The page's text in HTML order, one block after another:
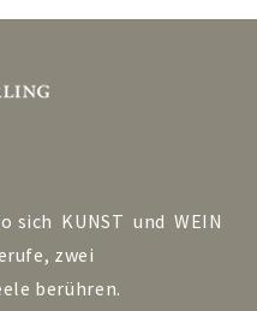
sich KUNST und WEIN
zwei
berühren.